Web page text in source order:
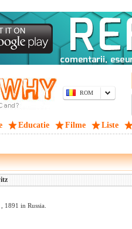
ROM
Educatie Filme Liste
1891 in Russia.